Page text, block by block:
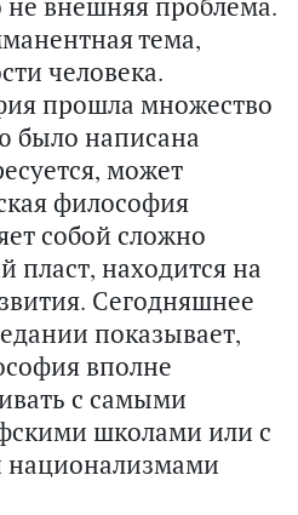
тема,
человека.
прошла множество
было написана
может
философия
собой сложно
пласт, находится на
Сегодняшнее
показывает,
вполне
с самыми
школами или с